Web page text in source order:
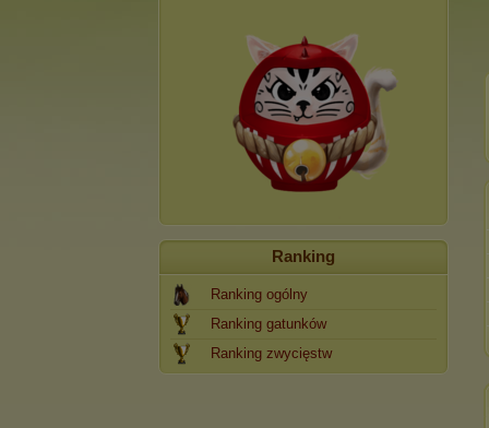
Ranking
Ranking ogólny
Ranking gatunków
Ranking zwycięstw